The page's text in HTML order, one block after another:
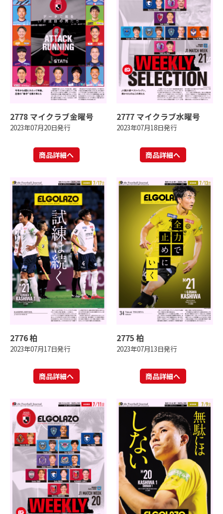
2778 マイクラブ金曜号
2023年07月20日発行
商品詳細へ
2777 マイクラブ水曜号
2023年07月18日発行
商品詳細へ
2776 柏
2023年07月17日発行
商品詳細へ
2775 柏
2023年07月13日発行
商品詳細へ